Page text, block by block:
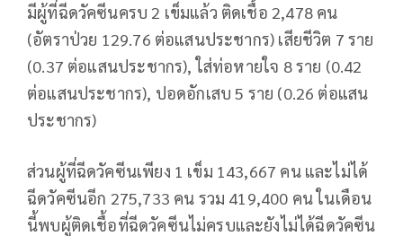
มีผู้ที่ฉีดวัคซีนครบ 2 เข็มแล้ว ติดเชื้อ 2,478 คน
(อัตราป่วย 129.76 ต่อแสนประชากร) เสียชีวิต 7 ราย
(0.37 ต่อแสนประชากร), ใส่ท่อหายใจ 8 ราย (0.42
ต่อแสนประชากร), ปอดอักเสบ 5 ราย (0.26 ต่อแสน
ประชากร)
ส่วนผู้ที่ฉีดวัคซีนเพียง 1 เข็ม 143,667 คน และไม่ได้
ฉีดวัคซีนอีก 275,733 คน รวม 419,400 คน ในเดือน
นี้พบผู้ติดเชื้อที่ฉีดวัคซีนไม่ครบและยังไม่ได้ฉีดวัคซีน